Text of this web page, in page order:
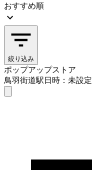
おすすめ順
絞り込み
ポップアップストア
鳥羽街道駅日時：未設定